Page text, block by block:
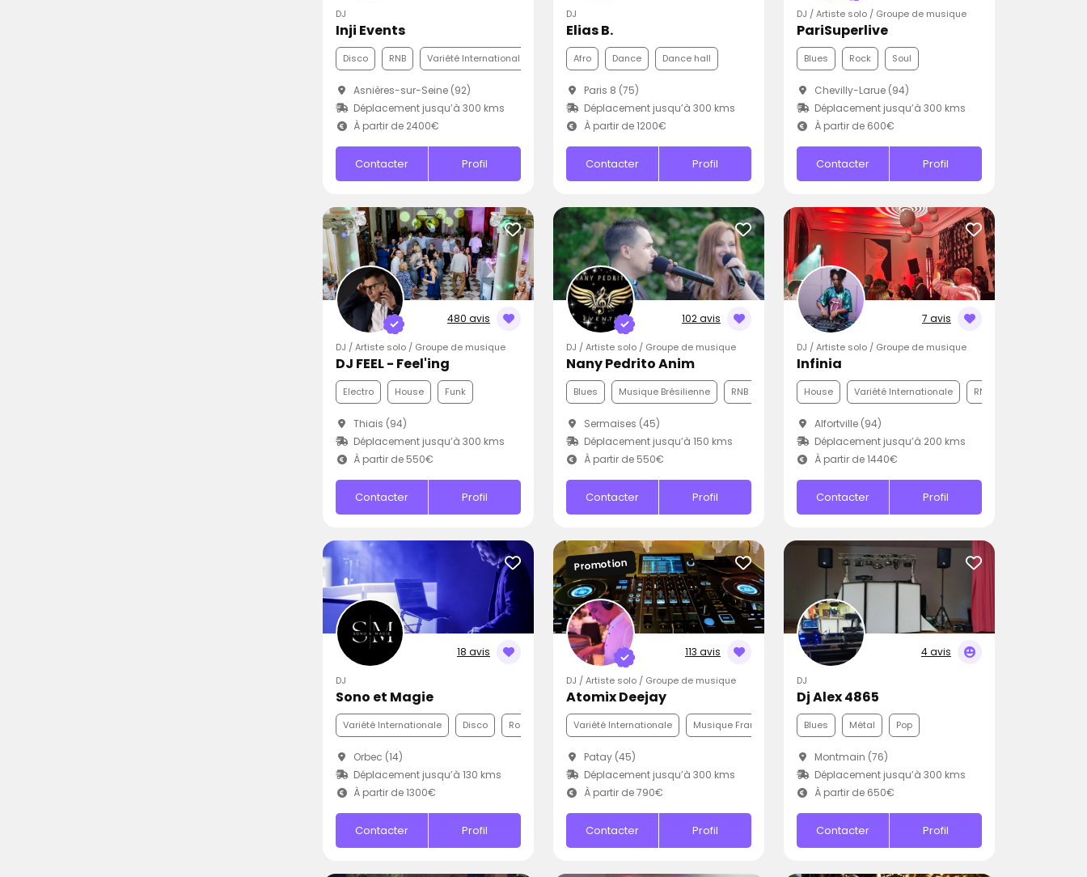
DJ
Inji Events
Disco RNB Variété Internationale
Asnières-sur-Seine (92)
Déplacement jusqu’à 300 kms
À partir de 2400€
Contacter Profil
DJ
Elias B.
Afro Dance Dance hall
Paris 8 (75)
Déplacement jusqu’à 300 kms
À partir de 1200€
Contacter Profil
DJ / Artiste solo / Groupe de musique
PariSuperlive
Blues Rock Soul
Chevilly-Larue (94)
Déplacement jusqu’à 300 kms
À partir de 600€
Contacter Profil
480 avis
DJ / Artiste solo / Groupe de musique
DJ FEEL - Feel'ing
Electro House Funk
Thiais (94)
Déplacement jusqu’à 300 kms
À partir de 550€
Contacter Profil
102 avis
DJ / Artiste solo / Groupe de musique
Nany Pedrito Anim
Blues Musique Brésilienne RNB
Sermaises (45)
Déplacement jusqu’à 150 kms
À partir de 550€
Contacter Profil
7 avis
DJ / Artiste solo / Groupe de musique
Infinia
House Variété Internationale RNB
Alfortville (94)
Déplacement jusqu’à 200 kms
À partir de 1440€
Contacter Profil
18 avis
DJ
Sono et Magie
Variété Internationale Disco Rock
Orbec (14)
Déplacement jusqu’à 130 kms
À partir de 1300€
Contacter Profil
113 avis
Promotion
DJ / Artiste solo / Groupe de musique
Atomix Deejay
Variété Internationale Musique Française Pop
Patay (45)
Déplacement jusqu’à 300 kms
À partir de 790€
Contacter Profil
4 avis
DJ
Dj Alex 4865
Blues Métal Pop
Montmain (76)
Déplacement jusqu’à 300 kms
À partir de 650€
Contacter Profil